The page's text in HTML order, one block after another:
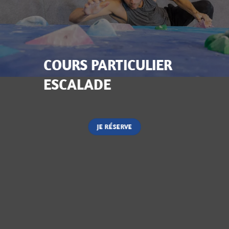
COURS PARTICULIER
ESCALADE
JE RÉSERVE